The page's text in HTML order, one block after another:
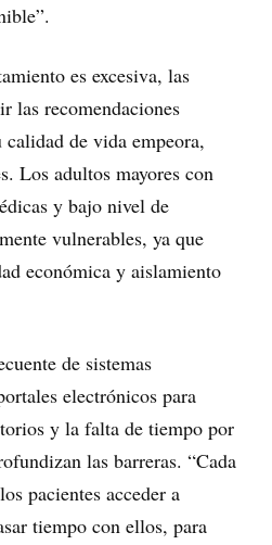
es excesiva, las
las recomendaciones
de vida empeora,
Los adultos mayores con
y bajo nivel de
vulnerables, ya que
económica y aislamiento
de sistemas
electrónicos para
y la falta de tiempo por
las barreras. “Cada
pacientes acceder a
tiempo con ellos, para